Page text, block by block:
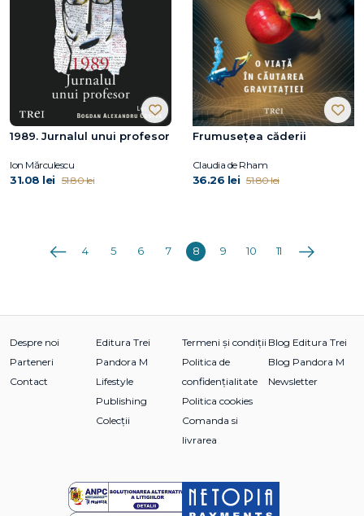
1989. Jurnalul unui profesor
Ion Mărculescu
31.08 lei 51.80 lei
Frumusețea căderii
Claudia de Rham
36.26 lei 51.80 lei
Anterioara
4 5 6 7 8 9 10 11 Următoarea
Despre noi
Parteneri
Contact
Editura Trei
Pandora M
Lifestyle
Publishing
Colecții
Termeni și condiții
Politica de
confidențialitate
Politica cookies
Comanda si
livrarea
Blog Editura Trei
Blog Pandora M
Newsletter